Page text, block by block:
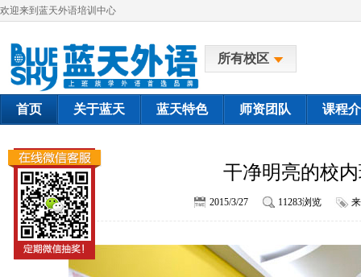
欢迎来到蓝天外语培训中心
所有校区
首页 关于蓝天 蓝天特色 师资团队 课程
干净明亮的校
2015/3/27 11283浏览